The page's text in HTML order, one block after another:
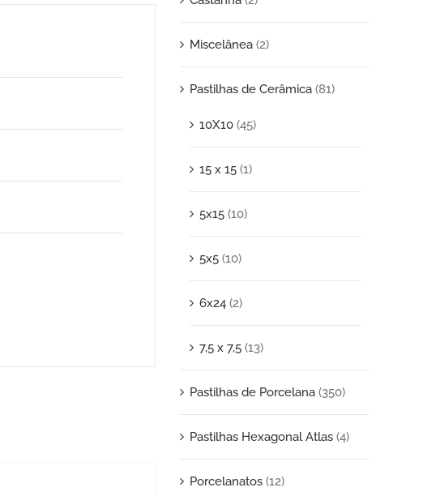
Miscelânea (2)
Pastilhas de Cerâmica (81)
10X10 (45)
15 x 15 (1)
5x15 (10)
5x5 (10)
6x24 (2)
7,5 x 7,5 (13)
Pastilhas de Porcelana (350)
Pastilhas Hexagonal Atlas (4)
Porcelanatos (12)